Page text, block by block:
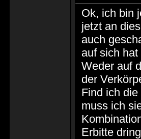
Ok, ich bin
jetzt an
auch
auf sich
Weder auf
der
Find ich
muss ich
Erbitte